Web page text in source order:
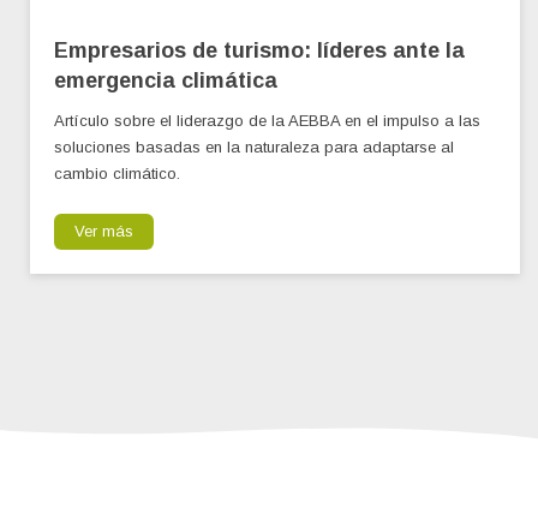
Empresarios de turismo: líderes ante la
emergencia climática
Artículo sobre el liderazgo de la AEBBA en el impulso a las
soluciones basadas en la naturaleza para adaptarse al
cambio climático.
Ver más